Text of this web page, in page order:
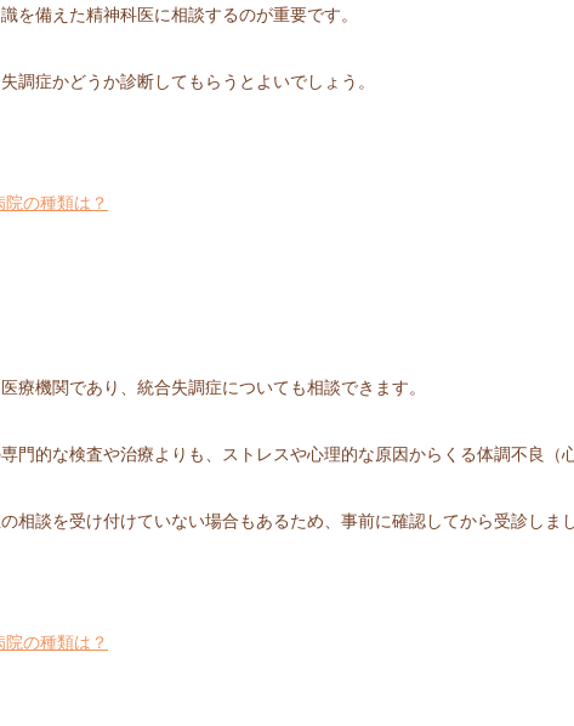
を備えた精神科医に相談するのが重要です。
調症かどうか診断してもらうとよいでしょう。
の種類は？
療機関であり、統合失調症についても相談できます。
門的な検査や治療よりも、ストレスや心理的な原因からくる体調不良（
相談を受け付けていない場合もあるため、事前に確認してから受診しま
の種類は？